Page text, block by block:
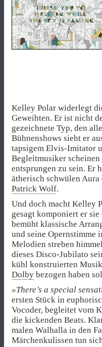
Kelley Polar widerlegt
Geweihten. Er ist nicht
gezeichnete Typ, den
Bühnenshows sieht er
tapsigem Elvis-Imitator
Begleitmusiker
entsprungen zu sein. Er
ätherisch schwülen
Patrick Wolf.
Und doch macht Kelley
gesagt komponiert er
bemüht klassische
und seine Opernstimme
Melodien streben
dieses Disco-Jubilato
kühl konstruierten
Dolby bezogen haben
»There’s a special
ersten Stück in
Vocoder, begleitet vom
die kickenden Beats.
malen Walhalla in den
Märchenkulissen tun